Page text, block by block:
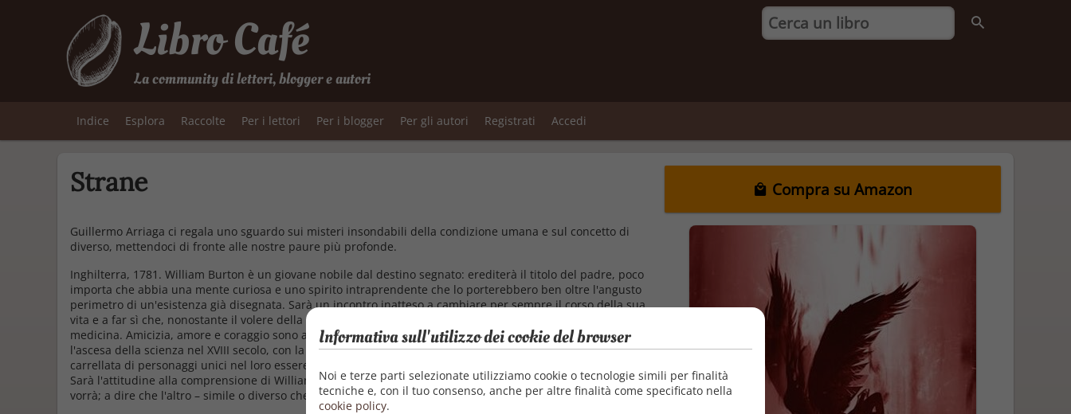
Libro Café
La community di lettori, blogger e autori
Indice Esplora Raccolte Per i lettori Per i blogger Per gli autori Registrati Accedi
Strane Compra su Amazon
Guillermo Arriaga ci regala uno sguardo sui misteri insondabili della condizione umana e sul concetto di
diverso, mettendoci di fronte alle nostre paure più profonde.
Inghilterra, 1781. William Burton è un giovane nobile dal destino segnato: erediterà il titolo del padre, poco
importa che abbia una mente curiosa e uno spirito intraprendente che lo porterebbero ben oltre l'angusto
perimetro di un'esistenza già disegnata. Sarà un incontro inatteso a cambiare per sempre il corso della sua
vita e a far sì che, nonostante il volere della famiglia, William abbandoni tutto per intraprendere gli studi di
medicina. Amicizia, amore e coraggio sono alcuni degli ingredienti di un'avventura che ha per sfondo
l'ascesa della scienza nel XVIII secolo, con la sua lotta alle convenzioni religiose e sociali, e al centro una
carrellata di personaggi unici nel loro essere al limite della normalità.
Sarà l'attitudine alla comprensione di William a fargli capire chi è veramente, e a farlo diventare l'uomo che
vorrà; a dire che l'altro – simile o diverso che sia – ci arricchisce e ci definisce.
Informativa sull'utilizzo dei cookie del browser
Noi e terze parti selezionate utilizziamo cookie o tecnologie simili per finalità
tecniche e, con il tuo consenso, anche per altre finalità come specificato nella
cookie policy.